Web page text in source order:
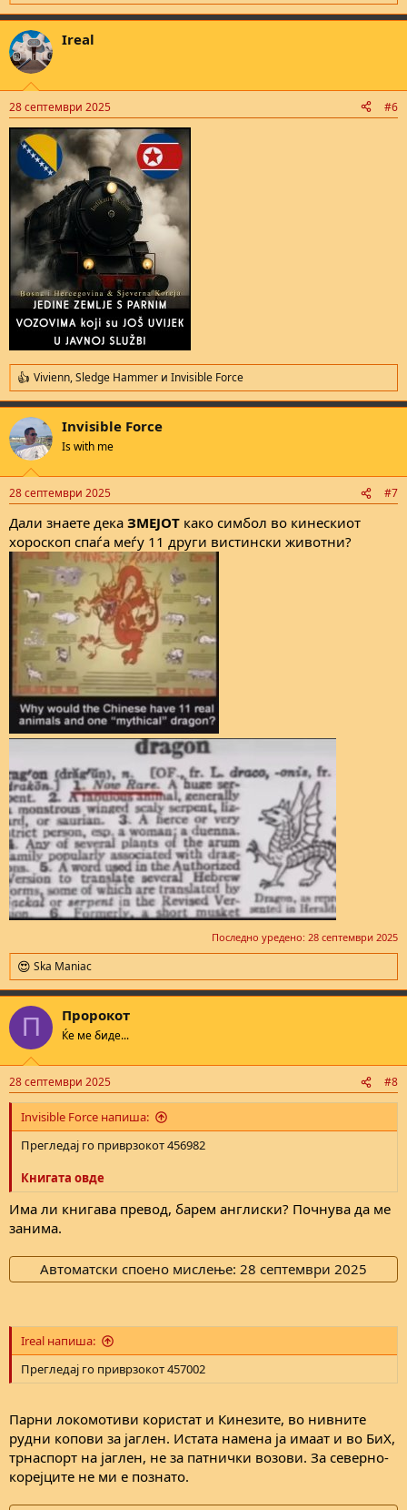
e
a
c
t
i
s
:
Ireal
28 септември 2025 #6
R
e
a
c
t
i
s
Vivienn,Sledge Hammer и Invisible Force
Invisible Force
Is with me
28 септември 2025 #7
Дали знаете дека ЗМЕЈОТ како симбол во кинескиот
хороскоп спаѓа меѓу 11 други вистински животни?
Последно уредено: 28 септември 2025
R
e
a
c
i
s
:
Ska Maniac
П Пророкот
Ќе ме биде...
28 септември 2025 #8
Invisible Force напиша:
Прегледај го приврзокот 456982
Книгата овде
Има ли книгава превод, барем англиски? Почнува да ме
занима.
Автоматски споено мислење: 28 септември 2025
Ireal напиша:
Прегледај го приврзокот 457002
Парни локомотиви користат и Кинезите, во нивните
рудни копови за јаглен. Истата намена ја имаат и во БиХ,
трнаспорт на јаглен, не за патнички возови. За северно-
корејците не ми е познато.